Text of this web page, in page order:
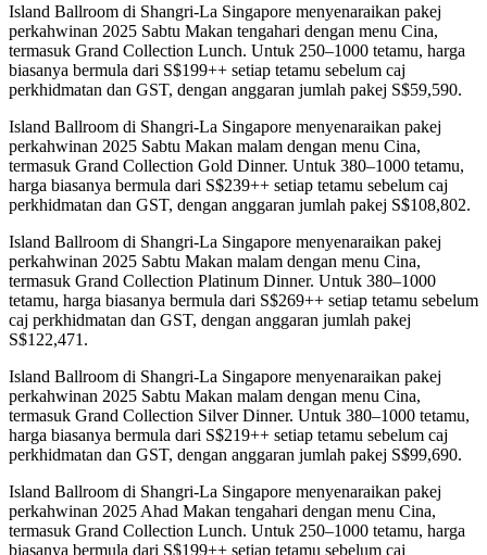
Island Ballroom di Shangri-La Singapore menyenaraikan pakej
perkahwinan 2025 Sabtu Makan tengahari dengan menu Cina,
termasuk Grand Collection Lunch. Untuk 250–1000 tetamu, harga
biasanya bermula dari S$199++ setiap tetamu sebelum caj
perkhidmatan dan GST, dengan anggaran jumlah pakej S$59,590.
Island Ballroom di Shangri-La Singapore menyenaraikan pakej
perkahwinan 2025 Sabtu Makan malam dengan menu Cina,
termasuk Grand Collection Gold Dinner. Untuk 380–1000 tetamu,
harga biasanya bermula dari S$239++ setiap tetamu sebelum caj
perkhidmatan dan GST, dengan anggaran jumlah pakej S$108,802.
Island Ballroom di Shangri-La Singapore menyenaraikan pakej
perkahwinan 2025 Sabtu Makan malam dengan menu Cina,
termasuk Grand Collection Platinum Dinner. Untuk 380–1000
tetamu, harga biasanya bermula dari S$269++ setiap tetamu sebelum
caj perkhidmatan dan GST, dengan anggaran jumlah pakej
S$122,471.
Island Ballroom di Shangri-La Singapore menyenaraikan pakej
perkahwinan 2025 Sabtu Makan malam dengan menu Cina,
termasuk Grand Collection Silver Dinner. Untuk 380–1000 tetamu,
harga biasanya bermula dari S$219++ setiap tetamu sebelum caj
perkhidmatan dan GST, dengan anggaran jumlah pakej S$99,690.
Island Ballroom di Shangri-La Singapore menyenaraikan pakej
perkahwinan 2025 Ahad Makan tengahari dengan menu Cina,
termasuk Grand Collection Lunch. Untuk 250–1000 tetamu, harga
biasanya bermula dari S$199++ setiap tetamu sebelum caj